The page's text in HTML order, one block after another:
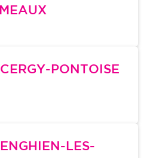
MEAUX
CERGY-PONTOISE
ENGHIEN-LES-